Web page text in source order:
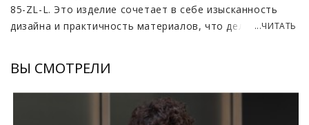
85-ZL-L. Это изделие сочетает в себе изысканность
дизайна и практичность материалов, что делает его
технологии cortos. Эта уникальная выделка
подразумевает стрижку меха до «гладкого ворса», что
...ЧИТАТЬ
ВЫ СМОТРЕЛИ